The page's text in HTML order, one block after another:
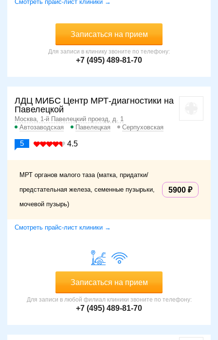
Смотреть прайс-лист клиники →
Записаться на прием
Для записи в клинику звоните по телефону:
+7 (495) 489-81-70
ЛДЦ МИБС Центр МРТ-диагностики на
Павелецкой
Москва, 1-й Павелецкий проезд, д. 1
Автозаводская
Павелецкая Серпуховская
5 4.5
МРТ органов малого таза (матка, придатки/
предстательная железа, семенные пузырьки,
мочевой пузырь)
5900
Смотреть прайс-лист клиники →
Записаться на прием
Для записи в любой филиал клиники звоните по телефону:
+7 (495) 489-81-70